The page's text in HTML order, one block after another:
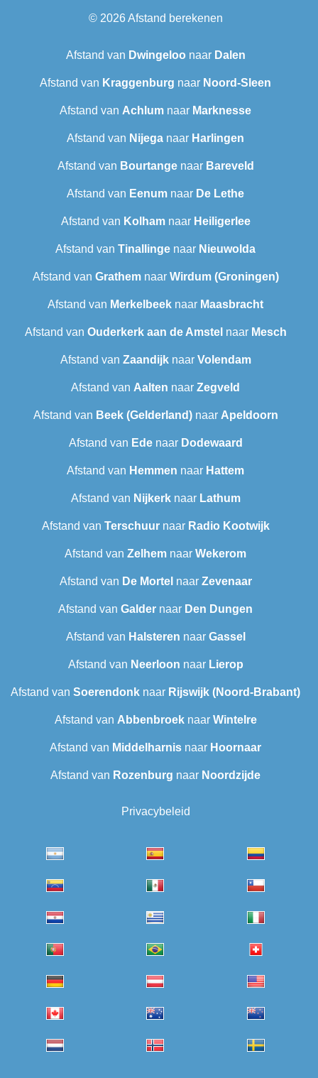
© 2026Afstand berekenen
Afstand van Dwingeloo naar Dalen
Afstand van Kraggenburg naar Noord-Sleen
Afstand van Achlum naar Marknesse
Afstand van Nijega naar Harlingen
Afstand van Bourtangenaar Bareveld
Afstand van Eenum naar De Lethe
Afstand van Kolhamnaar Heiligerlee
Afstand van Tinallinge naar Nieuwolda
Afstand van Grathemnaar Wirdum (Groningen)
Afstand van Merkelbeek naar Maasbracht
Afstand van Ouderkerk aan de Amstel naar Mesch
Afstand van Zaandijknaar Volendam
Afstand van Aalten naar Zegveld
Afstand van Beek (Gelderland)naar Apeldoorn
Afstand van Edenaar Dodewaard
Afstand van Hemmen naar Hattem
Afstand van Nijkerknaar Lathum
Afstand van Terschuurnaar Radio Kootwijk
Afstand van Zelhem naar Wekerom
Afstand van De Mortel naar Zevenaar
Afstand van Galder naar Den Dungen
Afstand van Halsteren naar Gassel
Afstand van Neerloon naar Lierop
Afstand van Soerendonk naar Rijswijk (Noord-Brabant)
Afstand van Abbenbroeknaar Wintelre
Afstand van Middelharnis naar Hoornaar
Afstand van Rozenburg naar Noordzijde
Privacybeleid